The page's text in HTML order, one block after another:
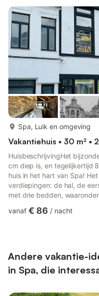
veel sportieve activiteiten
mountainbiken. Bezoek
geniete...
Spa, Luik en omgeving
Vakantiehuis • 30 m² •
HuisbeschrijvingHet
cm diep is, en tegelijkertijd
huis in het hart van Spa!
verdiepingen: de hal, de
met drie bedden,
met 2 bedden, en de
vanaf € 86 / nacht
Andere vakantie-
in Spa, die